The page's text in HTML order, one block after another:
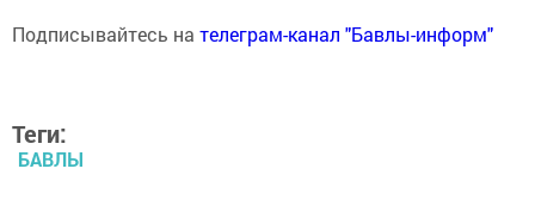
Подписывайтесь на телеграм-канал "Бавлы-информ"
Теги:
БАВЛЫ